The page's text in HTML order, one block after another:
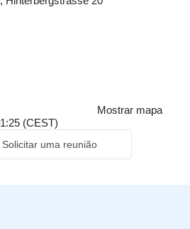
Mostrar mapa
(CEST)
Solicitar uma reunião